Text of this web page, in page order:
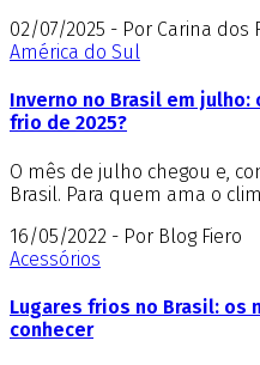
02/07/2025 - Por Carina dos
América do Sul
Inverno no Brasil em
frio de 2025?
O mês de julho chegou e,
Brasil. Para quem ama o
16/05/2022 - Por Blog Fiero
Acessórios
Lugares frios no Brasil: os
conhecer